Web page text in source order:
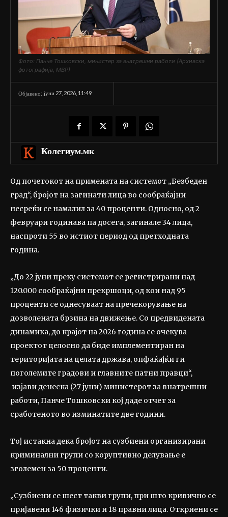
Фото: Панче Тошковски, министер за внатрешни работи (Архивска
фотографија, МВР)
Објавено: јуни 27, 2026, 11:49
Колегиум.мк
Од почетокот на примената на системот „Безбеден
град“, бројот на загинати лица во сообраќајни
несреќи се намалил за 40 проценти. Односно, од 2
февруари годинава па досега, загинале 34 лица,
наспроти 55 во истиот период од претходната
година.
„До 22 јуни преку системот се регистрирани над
120.000 сообраќајни прекршоци, од кои над 95
проценти се однесуваат на пречекорување на
дозволената брзина на движење. Со предвидената
динамика, до крајот на 2026 година се очекува
проектот целосно да биде имплементиран на
територијата на целата држава, опфаќајќи ги
поголемите градови и главните патни правци“,
изјави денеска (27 јуни) министерот за внатрешни
работи, Панче Тошковски кој даде отчет за
сработеното во изминатите две години.
Тој истакна дека бројот на сузбиени организирани
криминални групи со коруптивно делување е
зголемен за 50 проценти.
„Сузбиени се шест такви групи, при што кривично се
пријавени 146 физички и 18 правни лица. Откриени се